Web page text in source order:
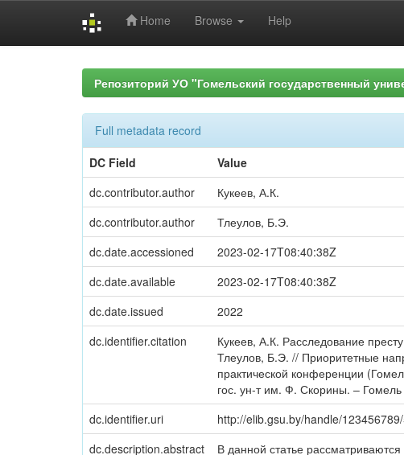
Home Browse Help
Репозиторий УО "Гомельский государственный
Full metadata record
DC Field
Value
dc.contributor.author
Кукеев, А.К.
dc.contributor.author
Тлеулов, Б.Э.
dc.date.accessioned
2023-02-17T08:40:38Z
dc.date.available
2023-02-17T08:40:38Z
dc.date.issued
2022
dc.identifier.citation
Кукеев, А.К. Расследование
Тлеулов, Б.Э. // Приоритетные
практической конференции
гос. ун-т им. Ф. Скорины. –
dc.identifier.uri http://elib.gsu.by/handle/
dc.description.abstract
В данной статье